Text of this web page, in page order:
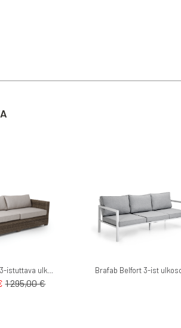
1 295,00 €